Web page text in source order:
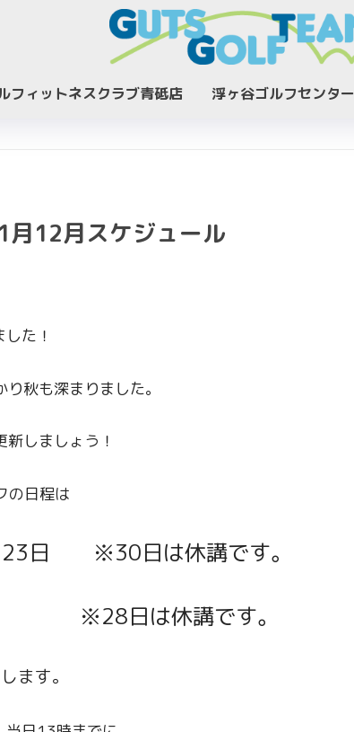
フィットネスクラブ青砥店 浮ヶ谷ゴルフセンター
12月スケジュール
た！
秋も深まりました。
しましょう！
の日程は
※30日は休講です。
※28日は休講です。
ます。